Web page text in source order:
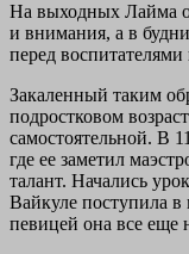
На выходных Лайма
и внимания, а в
перед
Закаленный таким
подростковом
самостоятельной. В
где ее заметил
талант. Начались
Вайкуле поступила
певицей она все еще